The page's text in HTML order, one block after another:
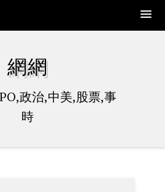
網網
政治,中美,股票,事
時